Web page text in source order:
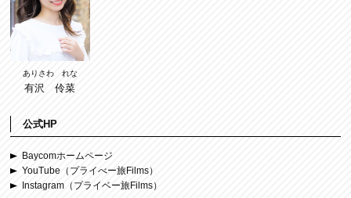
ありさわ れな
有沢 伶菜
公式HP
Baycomホームページ
YouTube（プライべー旅Films）
Instagram（プライベー旅Films）